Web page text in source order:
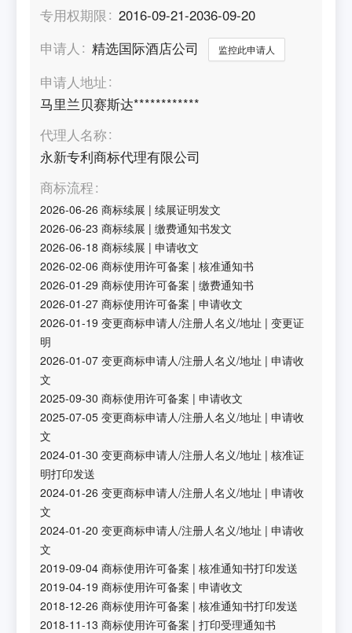
专用权期限
2016-09-21-2036-09-20
申请人
精选国际酒店公司 监控此申请人
申请人地址
马里兰贝赛斯达************
代理人名称
永新专利商标代理有限公司
商标流程
2026-06-26 商标续展 |续展证明发文
2026-06-23 商标续展 |缴费通知书发文
2026-06-18 商标续展 |申请收文
2026-02-06 商标使用许可备案 |核准通知书
2026-01-29 商标使用许可备案 |缴费通知书
2026-01-27 商标使用许可备案 |申请收文
2026-01-19 变更商标申请人/注册人名义/地址 |变更证
明
2026-01-07 变更商标申请人/注册人名义/地址 |申请收
文
2025-09-30 商标使用许可备案 |申请收文
2025-07-05 变更商标申请人/注册人名义/地址 |申请收
文
2024-01-30 变更商标申请人/注册人名义/地址 |核准证
明打印发送
2024-01-26 变更商标申请人/注册人名义/地址 |申请收
文
2024-01-20 变更商标申请人/注册人名义/地址 |申请收
文
2019-09-04 商标使用许可备案 |核准通知书打印发送
2019-04-19 商标使用许可备案 |申请收文
2018-12-26 商标使用许可备案 |核准通知书打印发送
2018-11-13 商标使用许可备案 |打印受理通知书